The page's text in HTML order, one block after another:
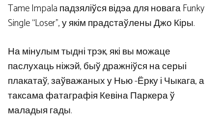
Tame Impala падзяліўся відэа для новага Funky
Single “Loser”, у якім прадстаўлены Джо Кіры.
На мінулым тыдні трэк, які вы можаце
паслухаць ніжэй, быў дражніўся на серыі
плакатаў, заўважаных у Нью -Ёрку і Чыкага, а
таксама фатаграфія Кевіна Паркера ў
маладыя гады.